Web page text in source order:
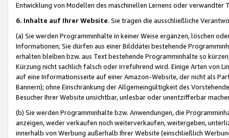
Entwicklung von Modellen des maschinellen Lernens oder
6. Inhalte auf Ihrer Website. Sie tragen die ausschließliche
(a) Sie werden Programminhalte in keiner Weise ergänzen, löschen
Informationen; Sie dürfen aus einer Bilddatei bestehende
erhalten bleiben bzw. aus Text bestehende Programminhalte so
Kürzung nicht sachlich falsch oder irreführend wird. Einige Arten von
auf eine Informationsseite auf einer Amazon-Website, der nicht als
Bannern); ohne Einschränkung der Allgemeingültigkeit des
Besucher Ihrer Website unsichtbar, unlesbar oder unentzifferbar
(b) Sie werden Programminhalte bzw. Anwendungen, die
anzeigen, weder verkaufen noch weiterverkaufen, weitergeben,
innerhalb von Werbung außerhalb Ihrer Website (einschließlich